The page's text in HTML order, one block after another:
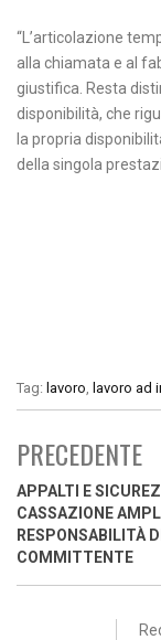
“L’articolazione
alla chiamata e al
giustifica. Resta
disponibilità, che
la propria
della singola
Tag: lavoro lavoro ad
PRECEDENTE
APPALTI E
CASSAZIONE
RESPONSABILITÀ
COMMITTENTE